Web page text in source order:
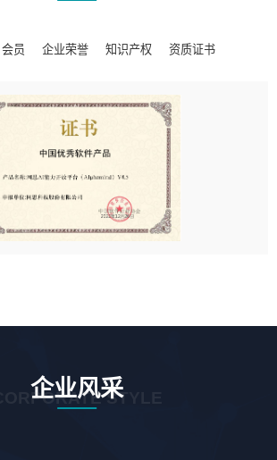
会员 企业荣誉 知识产权 资质证书
企业风采
CORPORATE STYLE